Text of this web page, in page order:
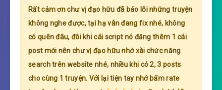
Rất cảm ơn chư vị đạo hữu đã báo lỗi những truyện
không nghe được, tại hạ vẫn đang fix nhé, không
có quên đâu, đôi khi cái script nó đăng thêm 1 cái
post mới nên chư vị đạo hữu nhớ xài chức năng
search trên website nhé, nhiều khi có 2, 3 posts
cho cùng 1 truyện. Với lại tiện tay nhớ bấm rate